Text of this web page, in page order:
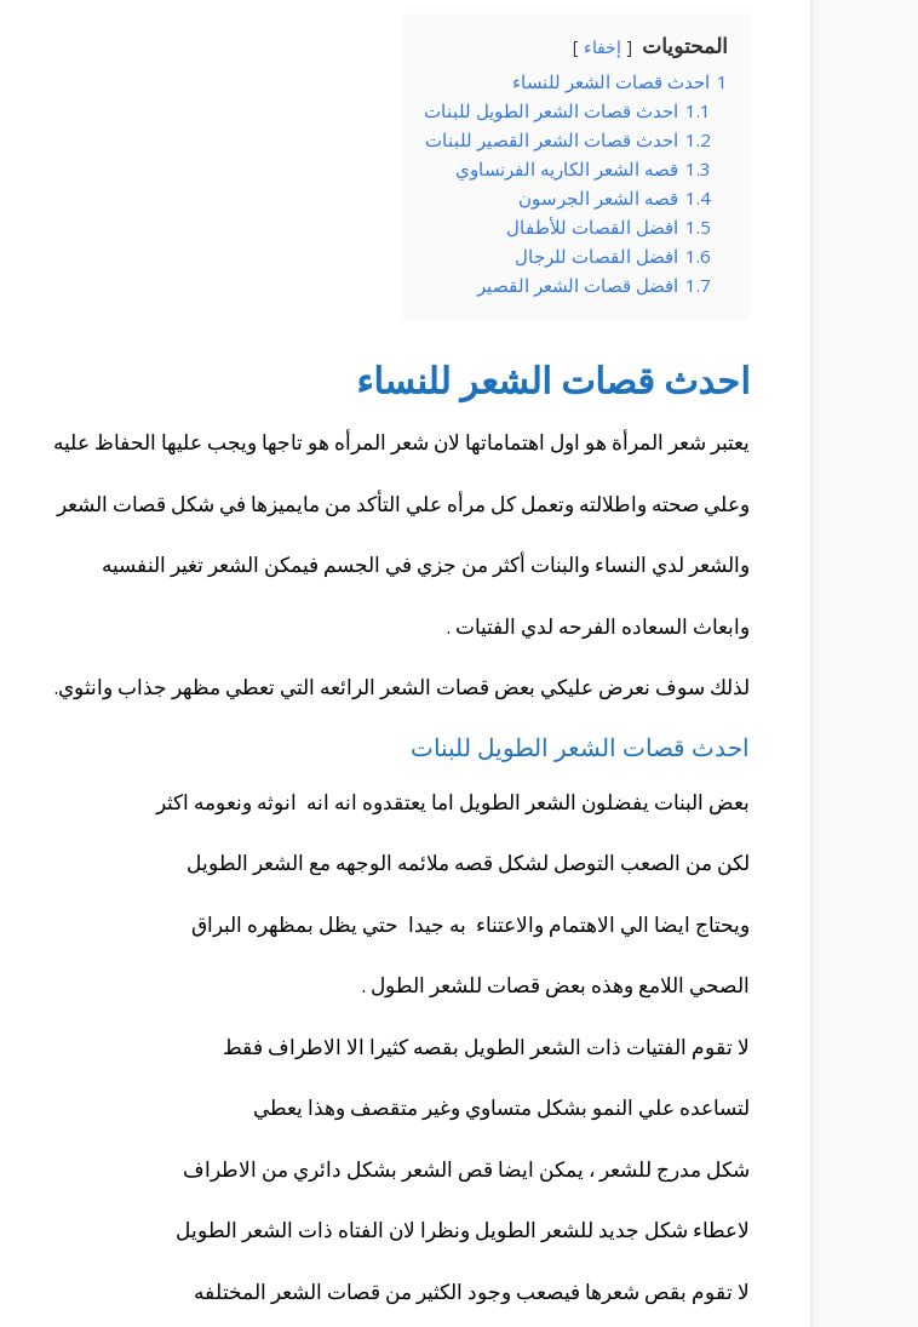
المحتويات إخفاء
1 احدث قصات الشعر للنساء
1.1 احدث قصات الشعر الطويل للبنات
1.2 احدث قصات الشعر القصير للبنات
1.3 قصه الشعر الكاريه الفرنساوي
1.4 قصه الشعر الجرسون
1.5 افضل القصات للأطفال
1.6 افضل القصات للرجال
1.7 افضل قصات الشعر القصير
احدث قصات الشعر للنساء
يعتبر شعر المرأة هو اول اهتماماتها لان شعر المرأه هو تاجها ويجب عليها الحفاظ عليه
وعلي صحته واطلالته وتعمل كل مرأه علي التأكد من مايميزها في شكل قصات الشعر
والشعر لدي النساء والبنات أكثر من جزي في الجسم فيمكن الشعر تغير النفسيه
وابعاث السعاده الفرحه لدي الفتيات .
لذلك سوف نعرض عليكي بعض قصات الشعر الرائعه التي تعطي مظهر جذاب وانثوي.
احدث قصات الشعر الطويل للبنات
بعض البنات يفضلون الشعر الطويل اما يعتقدوه انه انه انوثه ونعومه اكثر
لكن من الصعب التوصل لشكل قصه ملائمه الوجهه مع الشعر الطويل
ويحتاج ايضا الي الاهتمام والاعتناء به جيدا حتي يظل بمظهره البراق
الصحي اللامع وهذه بعض قصات للشعر الطول .
لا تقوم الفتيات ذات الشعر الطويل بقصه كثيرا الا الاطراف فقط
لتساعده علي النمو بشكل متساوي وغير متقصف وهذا يعطي
شكل مدرج للشعر ، يمكن ايضا قص الشعر بشكل دائري من الاطراف
لاعطاء شكل جديد للشعر الطويل ونظرا لان الفتاه ذات الشعر الطويل
لا تقوم بقص شعرها فيصعب وجود الكثير من قصات الشعر المختلفه